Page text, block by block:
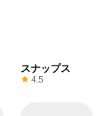
スナップス
4.5